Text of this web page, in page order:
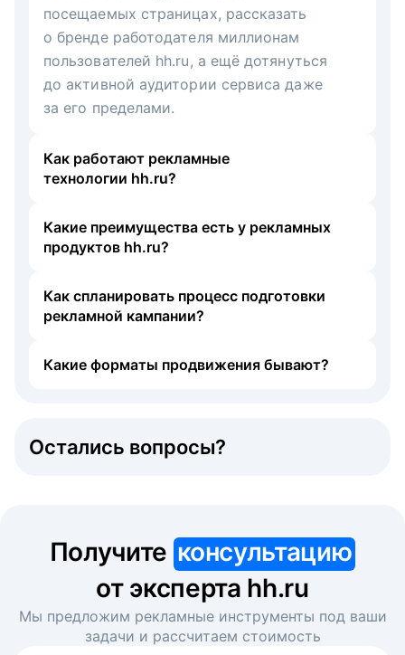
посещаемых страницах, рассказать
о бренде работодателя миллионам
пользователей hh.ru, а ещё дотянуться
до активной аудитории сервиса даже
за его пределами.
Как работают рекламные
технологии hh.ru?
Какие преимущества есть у рекламных
продуктов hh.ru?
Как спланировать процесс подготовки
рекламной кампании?
Какие форматы продвижения бывают?
Остались вопросы?
Получите консультацию
от эксперта hh.ru
Мы предложим рекламные инструменты под ваши
задачи и рассчитаем стоимость